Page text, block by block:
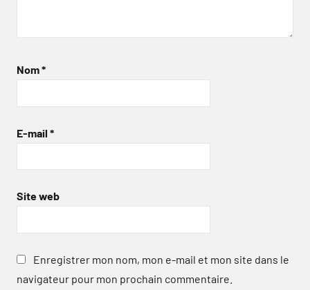
Nom*
E-mail *
Site web
Enregistrer mon nom, mon e-mail et mon site dans le
navigateur pour mon prochain commentaire.